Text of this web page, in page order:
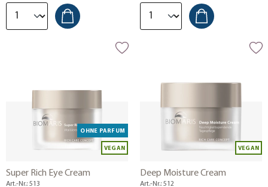
OHNE PARFUM
VEGAN
Super Rich Eye Cream
Art.-Nr.: 513
VEGAN
Deep Moisture Cream
Art.-Nr.: 512